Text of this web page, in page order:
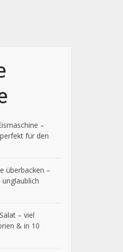
–
für den
überbacken –
– viel
& in 10